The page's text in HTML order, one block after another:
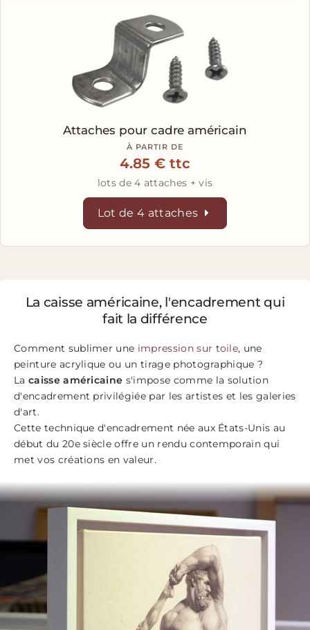
Attaches pour cadre américain
À PARTIR DE
4.85 € ttc
lots de 4 attaches + vis
Lot de 4 attaches
La caisse américaine, l'encadrement qui
fait la différence
Comment sublimer une impression sur toile, une
peinture acrylique ou un tirage photographique ?
La caisse américaine s'impose comme la solution
d'encadrement privilégiée par les artistes et les galeries
d'art.
Cette technique d'encadrement née aux États-Unis au
début du 20e siècle offre un rendu contemporain qui
met vos créations en valeur.